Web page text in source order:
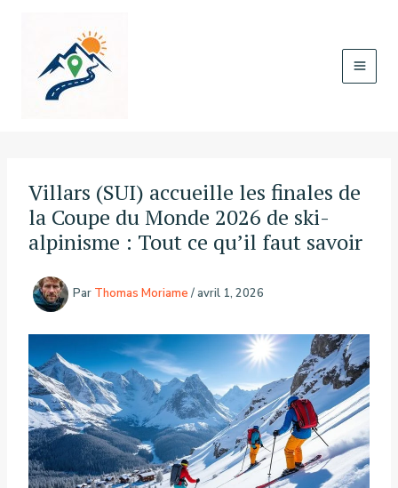
Villars (SUI) accueille les finales de
la Coupe du Monde 2026 de ski-
alpinisme : Tout ce qu’il faut savoir
Par Thomas Moriame /avril 1, 2026